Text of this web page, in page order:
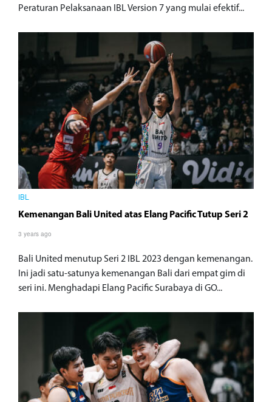
Peraturan Pelaksanaan IBL Version 7 yang mulai efektif...
IBL
Kemenangan Bali United atas Elang Pacific Tutup Seri 2
3 years ago
Bali United menutup Seri 2 IBL 2023 dengan kemenangan.
Ini jadi satu-satunya kemenangan Bali dari empat gim di
seri ini. Menghadapi Elang Pacific Surabaya di GO...